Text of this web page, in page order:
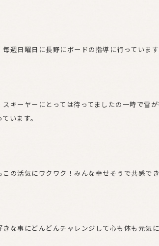
毎週日曜日に長野にボードの指導に行っていま
スキーヤーにとっては待ってましたの一時で雪
います。
この活気にワクワク！みんな幸せそうで共感で
きな事にどんどんチャレンジして心も体も元気